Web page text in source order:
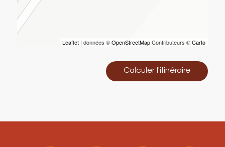
Leaflet | données ©OpenStreetMapContributeurs ©Carto
Calculer l'itinéraire